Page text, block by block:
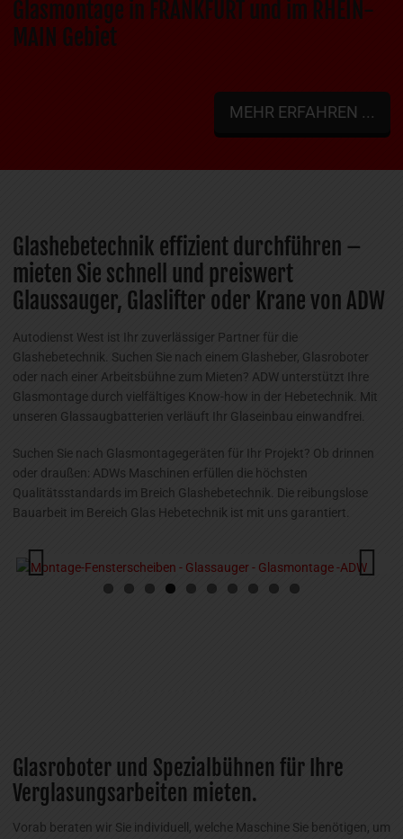
Glasmontage in FRANKFURT und im RHEIN-
MAIN Gebiet
MEHR ERFAHREN ...
Glashebetechnik effizient durchführen –
mieten Sie schnell und preiswert
Glaussauger, Glaslifter oder Krane von ADW
Autodienst West ist Ihr zuverlässiger Partner für die
Glashebetechnik. Suchen Sie nach einem Glasheber, Glasroboter
oder nach einer Arbeitsbühne zum Mieten? ADW unterstützt Ihre
Glasmontage durch vielfältiges Know-how in der Hebetechnik. Mit
unseren Glassaugbatterien verläuft Ihr Glaseinbau einwandfrei.
Suchen Sie nach Glasmontagegeräten für Ihr Projekt? Ob drinnen
oder draußen: ADWs Maschinen erfüllen die höchsten
Qualitätsstandards im Breich Glashebetechnik. Die reibungslose
Bauarbeit im Bereich Glas Hebetechnik ist mit uns garantiert.
Glasroboter und Spezialbühnen für Ihre
Verglasungsarbeiten mieten.
Vorab beraten wir Sie individuell, welche Maschine Sie benötigen, um